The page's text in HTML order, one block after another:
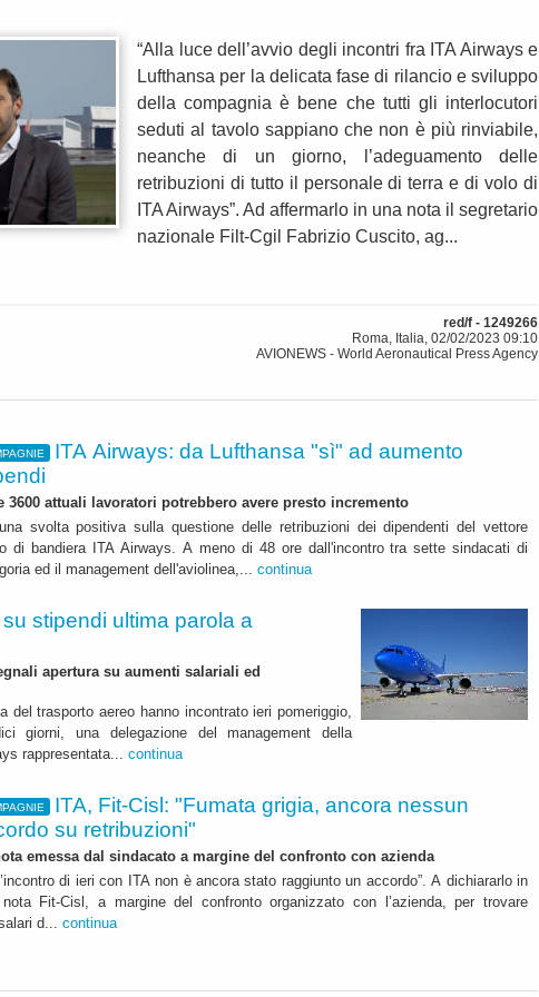
“Alla luce dell’avvio degli incontri fra ITA Airways e
Lufthansa per la delicata fase di rilancio e sviluppo
della compagnia è bene che tutti gli interlocutori
seduti al tavolo sappiano che non è più rinviabile,
neanche di un giorno, l’adeguamento delle
retribuzioni di tutto il personale di terra e di volo di
ITA Airways”. Ad affermarlo in una nota il segretario
nazionale Filt-Cgil Fabrizio Cuscito, ag...
red/f - 1249266
Roma, Italia, 02/02/2023 09:10
AVIONEWS - World Aeronautical Press Agency
ITA Airways: da Lufthansa "sì" ad aumento
3600 attuali lavoratori potrebbero avere presto incremento
svolta positiva sulla questione delle retribuzioni dei dipendenti del vettore
di bandiera ITA Airways. A meno di 48 ore dall'incontro tra sette sindacati di
ed il management dell'aviolinea,... continua
stipendi ultima parola a
apertura su aumenti salariali ed
del trasporto aereo hanno incontrato ieri pomeriggio,
giorni, una delegazione del management della
rappresentata... continua
ITA, Fit-Cisl: "Fumata grigia, ancora nessun
su retribuzioni"
emessa dal sindacato a margine del confronto con azienda
di ieri con ITA non è ancora stato raggiunto un accordo”. A dichiararlo in
Fit-Cisl, a margine del confronto organizzato con l’azienda, per trovare
d... continua